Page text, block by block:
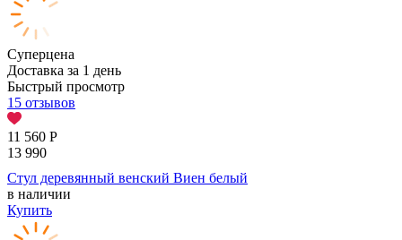
Суперцена
Доставка за 1 день
Быстрый просмотр
15 отзывов
11 560 Р
13 990
Стул деревянный венский Виен белый
в наличии
Купить